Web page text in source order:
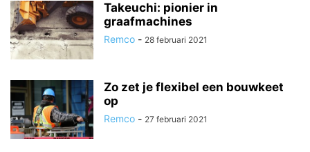
Takeuchi: pionier in
graafmachines
Remco - 28 februari 2021
Zo zet je flexibel een bouwkeet
op
Remco - 27 februari 2021